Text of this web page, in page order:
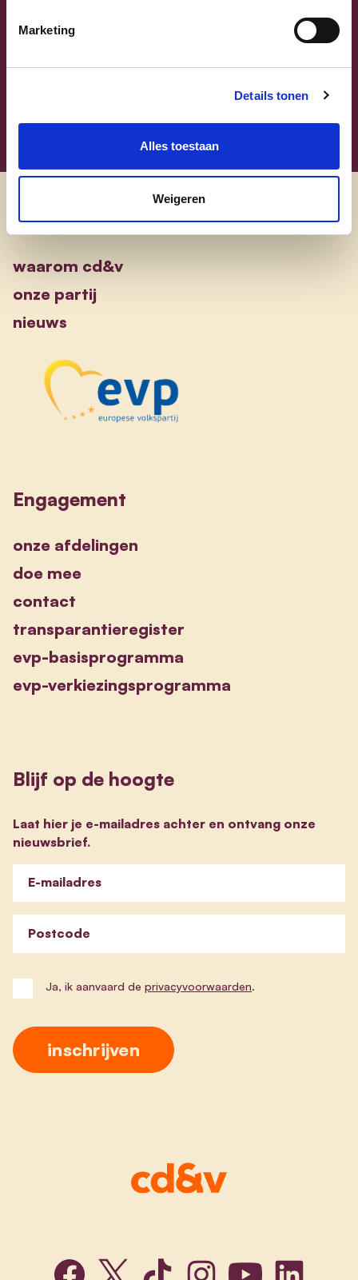
Marketing
Details tonen
Alles toestaan
Weigeren
Vlaams-Brabant | Federaal Parlement
alle kandidaten
Ontdek
waarom cd&v
onze partij
nieuws
Engagement
onze afdelingen
doe mee
contact
transparantieregister
evp-basisprogramma
evp-verkiezingsprogramma
Blijf op de hoogte
Laat hier je e-mailadres achter en ontvang onze
nieuwsbrief.
E-mailadres
Postcode
Ja, ik aanvaard de privacyvoorwaarden.